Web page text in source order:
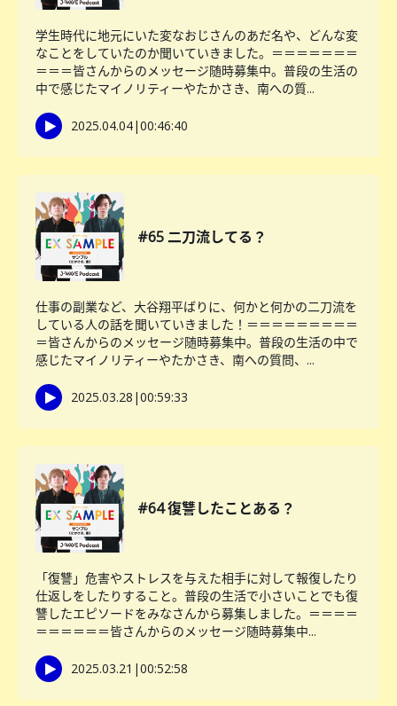
学生時代に地元にいた変なおじさんのあだ名や、どんな変
なことをしていたのか聞いていきました。＝＝＝＝＝＝＝
＝＝＝皆さんからのメッセージ随時募集中。普段の生活の
中で感じたマイノリティーやたかさき、南への質...
2025.04.04|00:46:40
#65 二刀流してる？
仕事の副業など、大谷翔平ばりに、何かと何かの二刀流を
している人の話を聞いていきました！＝＝＝＝＝＝＝＝＝
＝皆さんからのメッセージ随時募集中。普段の生活の中で
感じたマイノリティーやたかさき、南への質問、...
2025.03.28 |00:59:33
#64 復讐したことある？
「復讐」危害やストレスを与えた相手に対して報復したり
仕返しをしたりすること。普段の生活で小さいことでも復
讐したエピソードをみなさんから募集しました。＝＝＝＝
＝＝＝＝＝＝皆さんからのメッセージ随時募集中...
2025.03.21 |00:52:58